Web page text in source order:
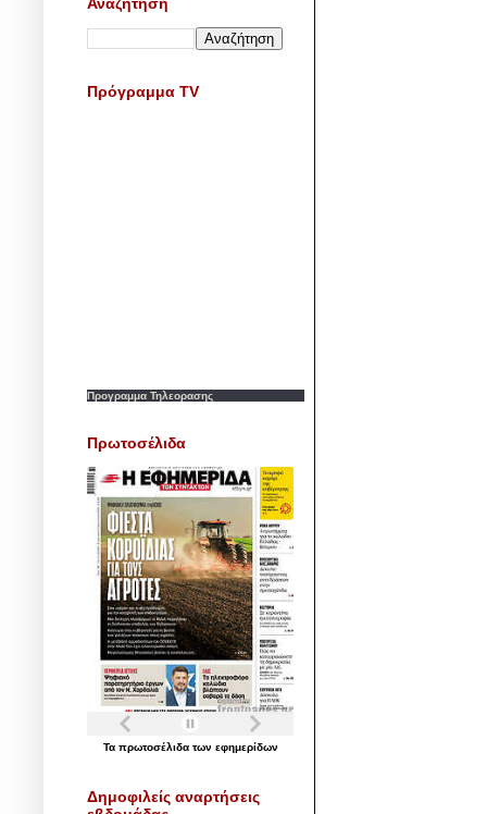
Πρόγραμμα TV
Προγραμμα Τηλεορασης
Πρωτοσέλιδα
Τα πρωτοσέλιδα των εφημερίδων
Δημοφιλείς αναρτήσεις